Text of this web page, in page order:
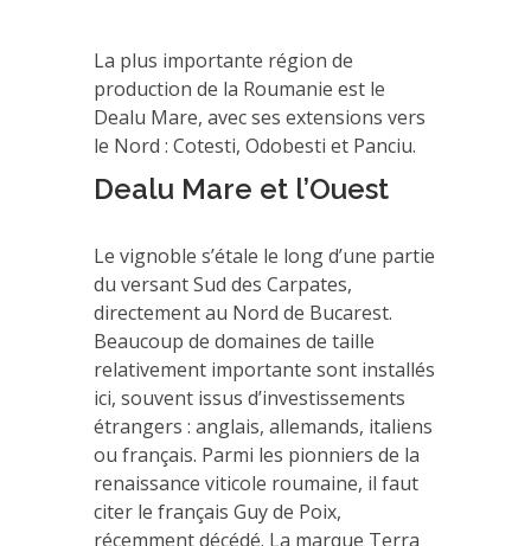
La plus importante région de
production de la Roumanie est le
Dealu Mare, avec ses extensions vers
le Nord : Cotesti, Odobesti et Panciu.
Dealu Mare et l’Ouest
Le vignoble s’étale le long d’une partie
du versant Sud des Carpates,
directement au Nord de Bucarest.
Beaucoup de domaines de taille
relativement importante sont installés
ici, souvent issus d’investissements
étrangers : anglais, allemands, italiens
ou français. Parmi les pionniers de la
renaissance viticole roumaine, il faut
citer le français Guy de Poix,
récemment décédé. La marque Terra